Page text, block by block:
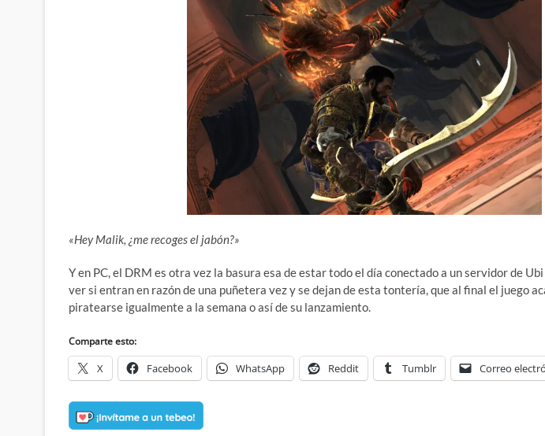
«Hey Malik, ¿me recoges el jabón?»
Y en PC, el DRM es otra vez la basura esa de estar todo el día conectado a un servidor de
ver si entran en razón de una puñetera vez y se dejan de esta tontería, que al final el juego
piratearse igualmente a la semana o así de su lanzamiento.
Comparte esto:
X Facebook WhatsApp Reddit Tumblr Correo